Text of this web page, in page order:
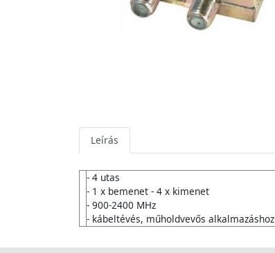
Leírás
- 4 utas
- 1 x bemenet - 4 x kimenet
- 900-2400 MHz
- kábeltévés, műholdvevős alkalmazáshoz